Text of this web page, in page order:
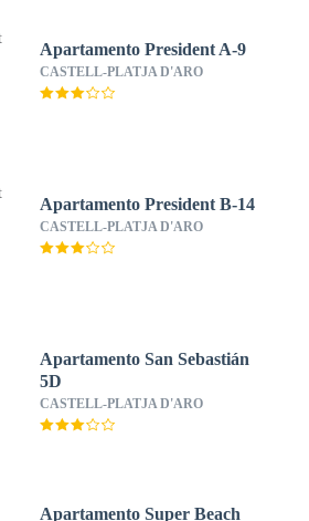
Apartamento President A-9
CASTELL-PLATJA D'ARO
Apartamento President B-14
CASTELL-PLATJA D'ARO
Apartamento San Sebastián
5D
CASTELL-PLATJA D'ARO
Apartamento Super Beach